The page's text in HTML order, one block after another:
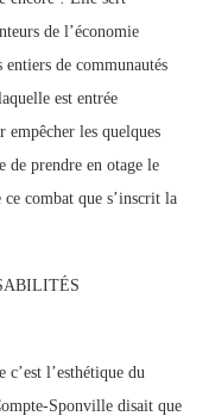
de l’économie
de communautés
est entrée
empêcher les quelques
prendre en otage le
combat que s’inscrit la
l’esthétique du
Sponville disait que